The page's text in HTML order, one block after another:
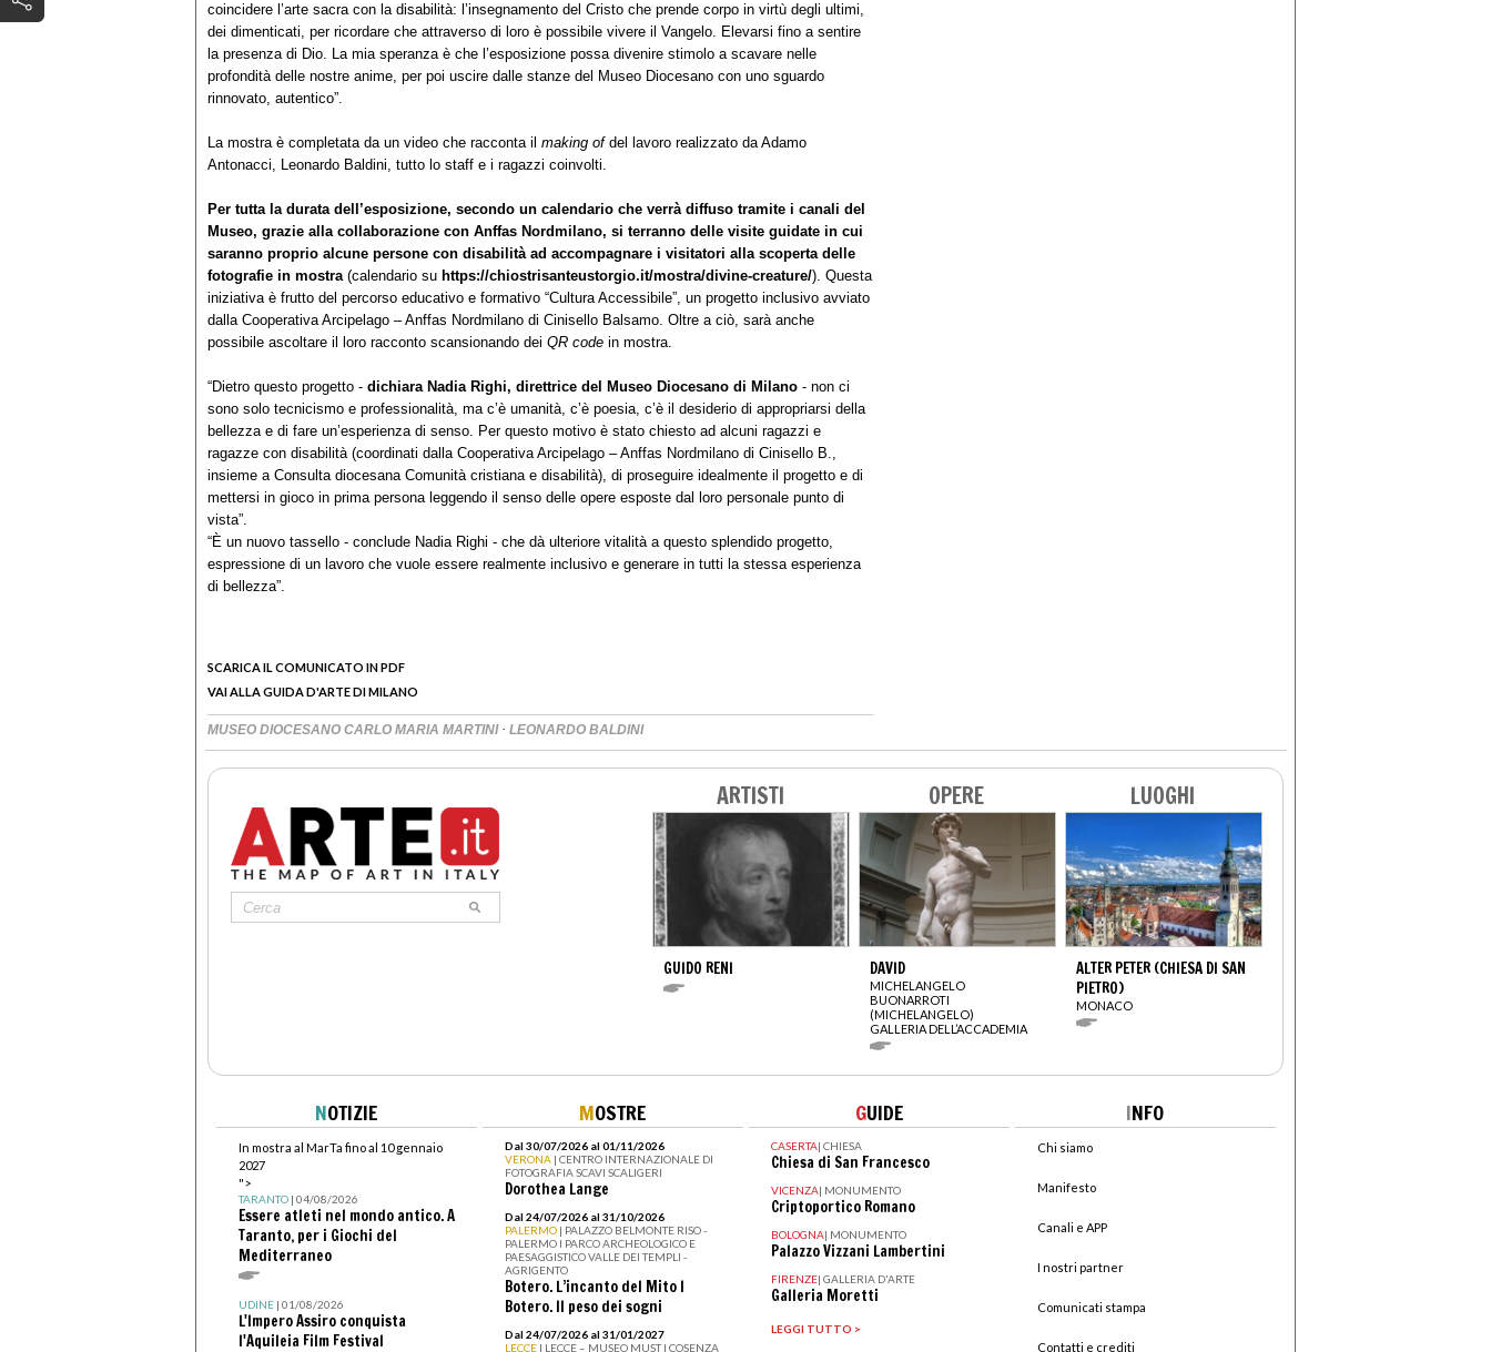
coincidere l’arte sacra con la disabilità: l’insegnamento del Cristo che prende corpo in virtù degli ultimi,
dei dimenticati, per ricordare che attraverso di loro è possibile vivere il Vangelo. Elevarsi fino a sentire
la presenza di Dio. La mia speranza è che l’esposizione possa divenire stimolo a scavare nelle
profondità delle nostre anime, per poi uscire dalle stanze del Museo Diocesano con uno sguardo
rinnovato, autentico”.
La mostra è completata da un video che racconta il making ofdel lavoro realizzato da Adamo
Antonacci, Leonardo Baldini, tutto lo staff e i ragazzi coinvolti.
Per tutta la durata dell’esposizione, secondo un calendario che verrà diffuso tramite i canali del
Museo, grazie alla collaborazione con Anffas Nordmilano, si terranno delle visite guidate in cui
saranno proprio alcune persone con disabilità ad accompagnare i visitatori alla scoperta delle
fotografie in mostra (calendario su https://chiostrisanteustorgio.it/mostra/divine-creature/). Questa
iniziativa è frutto del percorso educativo e formativo “Cultura Accessibile”, un progetto inclusivo avviato
dalla Cooperativa Arcipelago – Anffas Nordmilano di Cinisello Balsamo. Oltre a ciò, sarà anche
possibile ascoltare il loro racconto scansionando dei QR code in mostra.
“Dietro questo progetto - dichiara Nadia Righi, direttrice del Museo Diocesano di Milano - non ci
sono solo tecnicismo e professionalità, ma c’è umanità, c’è poesia, c’è il desiderio di appropriarsi della
bellezza e di fare un’esperienza di senso. Per questo motivo è stato chiesto ad alcuni ragazzi e
ragazze con disabilità (coordinati dalla Cooperativa Arcipelago – Anffas Nordmilano di Cinisello B.,
insieme a Consulta diocesana Comunità cristiana e disabilità), di proseguire idealmente il progetto e di
mettersi in gioco in prima persona leggendo il senso delle opere esposte dal loro personale punto di
vista”.
“È un nuovo tassello - conclude Nadia Righi - che dà ulteriore vitalità a questo splendido progetto,
espressione di un lavoro che vuole essere realmente inclusivo e generare in tutti la stessa esperienza
di bellezza”.
SCARICA IL COMUNICATO IN PDF
VAI ALLA GUIDA D'ARTE DI MILANO
MUSEO DIOCESANO CARLO MARIA MARTINI · LEONARDO BALDINI
ARTISTI
GUIDO RENI
OPERE
DAVID
MICHELANGELO
BUONARROTI
(MICHELANGELO)
GALLERIA DELL’ACCADEMIA
LUOGHI
ALTER PETER (CHIESA DI SAN
PIETRO)
MONACO
NOTIZIE
In mostra al MarTa fino al 10 gennaio
2027
">
TARANTO| 04/08/2026
Essere atleti nel mondo antico. A
Taranto, per i Giochi del
Mediterraneo
UDINE| 01/08/2026
L'Impero Assiro conquista
l'Aquileia Film Festival
MOSTRE
Dal 30/07/2026 al 01/11/2026
VERONA | CENTRO INTERNAZIONALE DI
FOTOGRAFIA SCAVI SCALIGERI
Dorothea Lange
Dal 24/07/2026 al 31/10/2026
PALERMO | PALAZZO BELMONTE RISO -
PALERMO I PARCO ARCHEOLOGICO E
PAESAGGISTICO VALLE DEI TEMPLI -
AGRIGENTO
Botero. L’incanto del Mito I
Botero. Il peso dei sogni
Dal 24/07/2026 al 31/01/2027
LECCE | LECCE – MUSEO MUST I COSENZA
GUIDE
CASERTA| CHIESA
Chiesa di San Francesco
VICENZA| MONUMENTO
Criptoportico Romano
BOLOGNA| MONUMENTO
Palazzo Vizzani Lambertini
FIRENZE| GALLERIA D'ARTE
Galleria Moretti
LEGGI TUTTO >
INFO
Chi siamo
Manifesto
Canali e APP
I nostri partner
Comunicati stampa
Contatti e crediti